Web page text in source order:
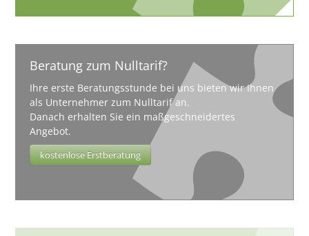
Beratung zum Nulltarif?
Ihre erste Beratungsstunde bei uns bieten wir Ihnen
als Unternehmer zum Nulltarif an.
Danach erhalten Sie ein maßgeschneidertes
Angebot.
kostenlose Erstberatung